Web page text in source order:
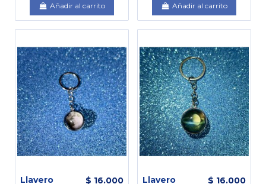
Añadir al carrito Añadir al carrito
Llavero
$ 16.000
Llavero
$ 16.000